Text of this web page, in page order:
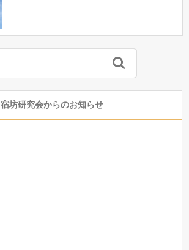
宿坊研究会からのお知らせ